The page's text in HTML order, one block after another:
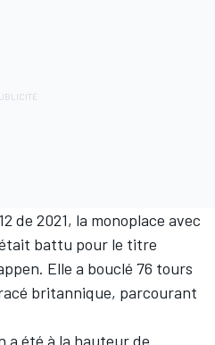
de 2021, la monoplace avec
battu pour le titre
. Elle a bouclé 76 tours
britannique, parcourant
a été à la hauteur de